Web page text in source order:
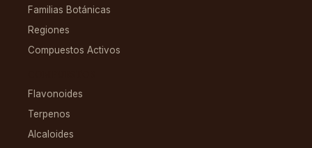
Familias Botánicas
Regiones
Compuestos Activos
Flavonoides
Terpenos
Alcaloides